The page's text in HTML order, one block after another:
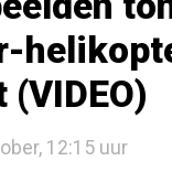
12:15 uur